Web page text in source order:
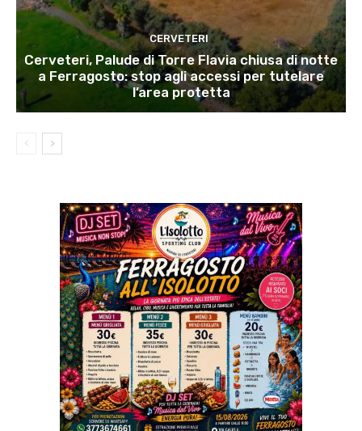
CERVETERI
Cerveteri, Palude di Torre Flavia chiusa di notte
a Ferragosto: stop agli accessi per tutelare
l’area protetta